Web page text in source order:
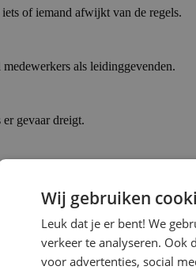
of iemand afwijkt van de regels.
als leidinggevenden.
er gevaar dreigt.
en situaties, en begrip tonen voor
momenten.
Wij gebruiken
Leuk dat je er bent! We
verkeer te analyseren. Ook
voor advertenties, social